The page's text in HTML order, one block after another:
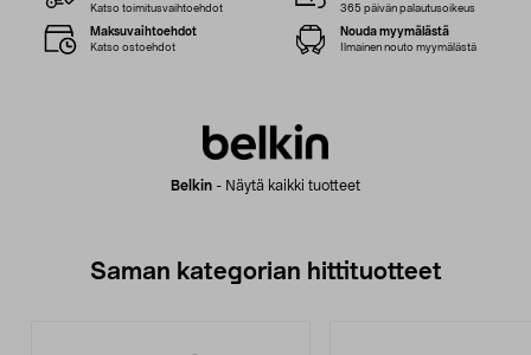
Belkin - Näytä kaikki tuotteet
Katso toimitusvaihtoehdot 365 päivän palautusoikeus
Maksuvaihtoehdot
Katso ostoehdot
Nouda myymälästä
Ilmainen nouto myymälästä
Saman kategorian hittituotteet